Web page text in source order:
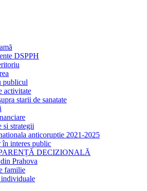
DSPPH
publicul
activitate
starii de sanatate
si strategii
anticoruptie 2021-2025
în interes public
DECIZIONALĂ
Prahova
familie